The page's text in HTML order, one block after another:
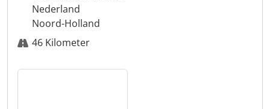
Nederland
Noord-Holland
46 Kilometer